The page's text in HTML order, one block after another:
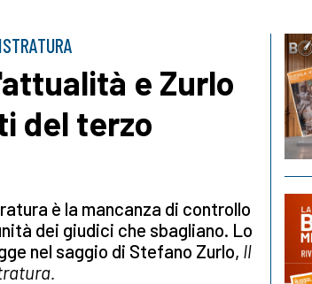
e Zurlo
del terzo
è la mancanza di controllo
dei giudici che sbagliano. Lo
nel saggio di Stefano Zurlo, Il